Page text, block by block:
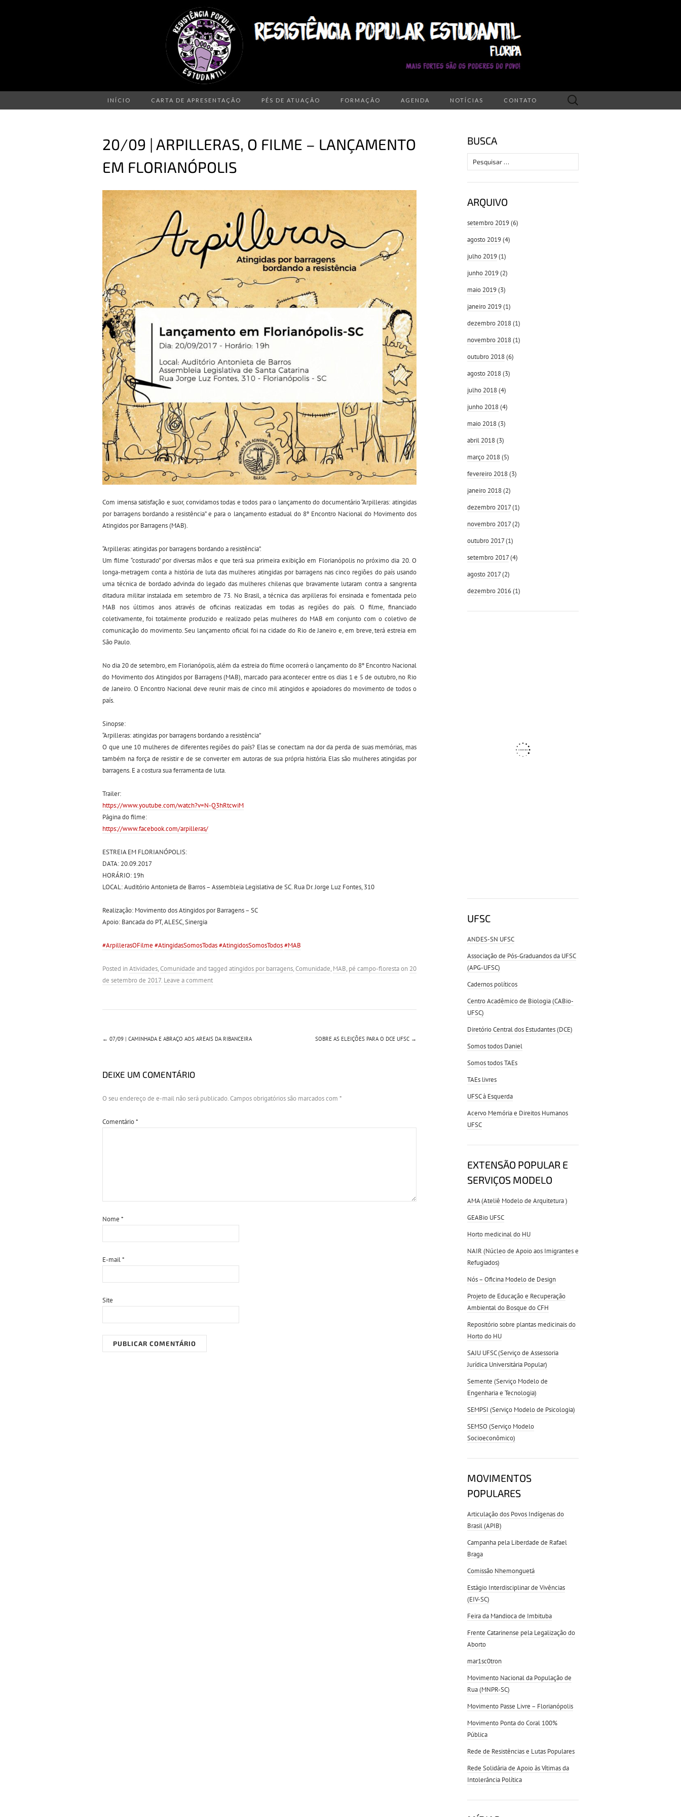
INÍCIO CARTA DE APRESENTAÇÃO PÉS DE ATUAÇÃO FORMAÇÃO AGENDA NOTÍCIAS CONTATO
Pesquisar
por:
20/09 | ARPILLERAS, O FILME – LANÇAMENTO
EM FLORIANÓPOLIS
Com imensa satisfação e suor, convidamos todas e todos para o lançamento do documentário “Arpilleras: atingidas
por barragens bordando a resistência” e para o lançamento estadual do 8º Encontro Nacional do Movimento dos
Atingidos por Barragens (MAB).
“Arpilleras: atingidas por barragens bordando a resistência”.
Um filme “costurado” por diversas mãos e que terá sua primeira exibição em Florianópolis no próximo dia 20. O
longa-metragem conta a história de luta das mulheres atingidas por barragens nas cinco regiões do país usando
uma técnica de bordado advinda do legado das mulheres chilenas que bravamente lutaram contra a sangrenta
ditadura militar instalada em setembro de 73. No Brasil, a técnica das arpillerasfoi ensinada e fomentada pelo
MAB nos últimos anos através de oficinas realizadas em todas as regiões do país. O filme, financiado
coletivamente, foi totalmente produzido e realizado pelas mulheres do MAB em conjunto com o coletivo de
comunicação do movimento. Seu lançamento oficial foi na cidade do Rio de Janeiro e, em breve, terá estreia em
São Paulo.
No dia 20 de setembro, em Florianópolis, além da estreia do filme ocorrerá o lançamento do 8º Encontro Nacional
do Movimento dos Atingidos por Barragens (MAB), marcado para acontecer entre os dias 1 e 5 de outubro, no Rio
de Janeiro. O Encontro Nacional deve reunir mais de cinco mil atingidos e apoiadores do movimento de todos o
país.
Sinopse:
“Arpilleras: atingidas por barragens bordando a resistência”
O que une 10 mulheres de diferentes regiões do país? Elas se conectam na dor da perda de suas memórias, mas
também na força de resistir e de se converter em autoras de sua própria história. Elas são mulheres atingidas por
barragens. E a costura sua ferramenta de luta.
Trailer:
https://www.youtube.com/watch?v=N-Q3hRtcwiM
Página do filme:
https://www.facebook.com/arpilleras/
ESTREIA EM FLORIANÓPOLIS:
DATA: 20.09.2017
HORÁRIO: 19h
LOCAL: Auditório Antonieta de Barros – Assembleia Legislativa de SC. Rua Dr. Jorge Luz Fontes, 310
Realização: Movimento dos Atingidos por Barragens – SC
Apoio: Bancada do PT, ALESC, Sinergia
#ArpillerasOFilme #AtingidasSomosTodas#AtingidosSomosTodos#MAB
Posted inAtividades,Comunidade and tagged atingidos por barragens,Comunidade, MAB, pé campo-florestaon 20
de setembro de 2017. Leave a comment
← 07/09 | CAMINHADA E ABRAÇO AOS AREAIS DA RIBANCEIRA SOBRE AS ELEIÇÕES PARA O DCE UFSC →
DEIXE UM COMENTÁRIO
O seu endereço de e-mail não será publicado.Campos obrigatórios são marcados com *
Comentário*
Nome *
E-mail*
Site
BUSCA
Pesquisar
por:
ARQUIVO
setembro 2019(6)
agosto 2019(4)
julho 2019(1)
junho 2019(2)
maio 2019(3)
janeiro 2019(1)
dezembro 2018(1)
novembro 2018(1)
outubro 2018(6)
agosto 2018(3)
julho 2018(4)
junho 2018(4)
maio 2018(3)
abril 2018(3)
março 2018(5)
fevereiro 2018(3)
janeiro 2018(2)
dezembro 2017(1)
novembro 2017(2)
outubro 2017(1)
setembro 2017(4)
agosto 2017(2)
dezembro 2016(1)
UFSC
ANDES-SN UFSC
Associação de Pós-Graduandos da UFSC
(APG-UFSC)
Cadernos políticos
Centro Acadêmico de Biologia (CABio-
UFSC)
Diretório Central dos Estudantes (DCE)
Somos todos Daniel
Somos todos TAEs
TAEs livres
UFSC à Esquerda
Acervo Memória e Direitos Humanos
UFSC
EXTENSÃO POPULAR E
SERVIÇOS MODELO
AMA (Ateliê Modelo de Arquitetura )
GEABio UFSC
Horto medicinal do HU
NAIR (Núcleo de Apoio aos Imigrantes e
Refugiados)
Nós – Oficina Modelo de Design
Projeto de Educação e Recuperação
Ambiental do Bosque do CFH
Repositório sobre plantas medicinais do
Horto do HU
SAJU UFSC (Serviço de Assessoria
Jurídica Universitária Popular)
Semente (Serviço Modelo de
Engenharia e Tecnologia)
SEMPSI (Serviço Modelo de Psicologia)
SEMSO (Serviço Modelo
Socioeconômico)
MOVIMENTOS
POPULARES
Articulação dos Povos Indígenas do
Brasil (APIB)
Campanha pela Liberdade de Rafael
Braga
Comissão Nhemonguetá
Estágio Interdisciplinar de Vivências
(EIV-SC)
Feira da Mandioca de Imbituba
Frente Catarinense pela Legalização do
Aborto
mar1sc0tron
Movimento Nacional da População de
Rua (MNPR-SC)
Movimento Passe Livre – Florianópolis
Movimento Ponta do Coral 100%
Pública
Rede de Resistências e Lutas Populares
Rede Solidária de Apoio às Vítimas da
Intolerância Política